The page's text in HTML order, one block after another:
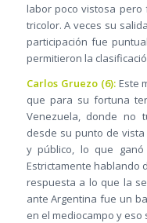
labor poco vistosa
tricolor. A veces su
participación fue
permitieron la
Carlos Gruezo (6):Este
que para su fortuna
Venezuela, donde no
desde su punto de
y público, lo que
Estrictamente hablando
respuesta a lo que la
ante Argentina fue un
en el mediocampo y eso